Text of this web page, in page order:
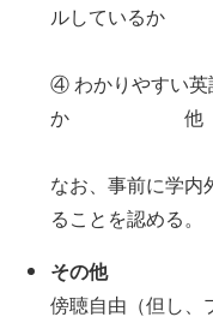
ルしているか
④ わかりやすい英
か 他
なお、事前に学内
ることを認める。
その他
傍聴自由（但し、